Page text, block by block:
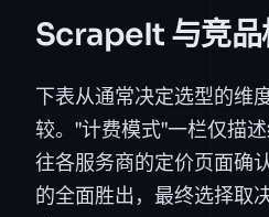
ScrapeIt 与竞品
下表从通常决定选型的维
较。"计费模式"一栏仅描
往各服务商的定价页面确
的全面胜出，最终选择取